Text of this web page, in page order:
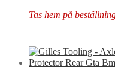
Tas hem på